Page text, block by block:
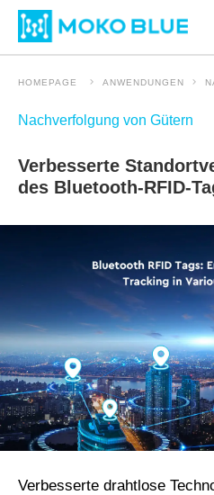
HOMEPAGE ANWENDUNGEN
Nachverfolgung von Gütern
Verbesserte
des Bluetooth-RFID-
Verbesserte drahtlose